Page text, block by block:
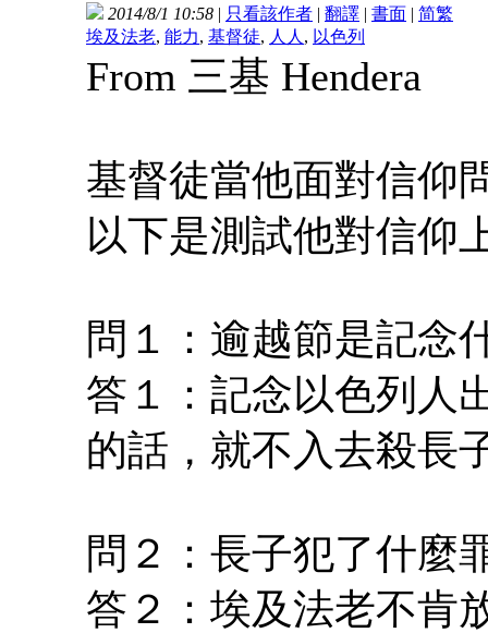
2014/8/1 10:58 | 只看該作者 | 翻譯 | 書面 | 简繁
埃及法老, 能力, 基督徒, 人人 , 以色列
From 三基 Hendera
基督徒當他面對信仰
以下是測試他對信仰
問１：逾越節是記念
答１：記念以色列人
的話，就不入去殺長
問２：長子犯了什麼
答２：埃及法老不肯